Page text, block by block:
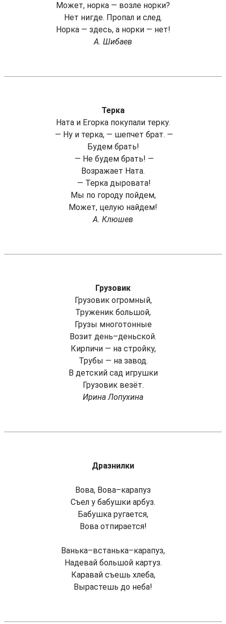
Может, норка — возле норки?
Нет нигде. Пропал и след.
Норка — здесь, а норки — нет!
А. Шибаев
Терка
Ната и Егорка покупали терку.
— Ну и терка, — шепчет брат. —
Будем брать!
— Не будем брать! —
Возражает Ната.
— Терка дыровата!
Мы по городу пойдем,
Может, целую найдем!
А. Клюшев
Грузовик
Грузовик огромный,
Труженик большой,
Грузы многотонные
Возит день–деньской.
Кирпичи — на стройку,
Трубы — на завод.
В детский сад игрушки
Грузовик везёт.
Ирина Лопухина
Дразнилки
Вова, Вова–карапуз
Съел у бабушки арбуз.
Бабушка ругается,
Вова отпирается!
Ванька–встанька–карапуз,
Надевай большой картуз.
Каравай съешь хлеба,
Вырастешь до неба!